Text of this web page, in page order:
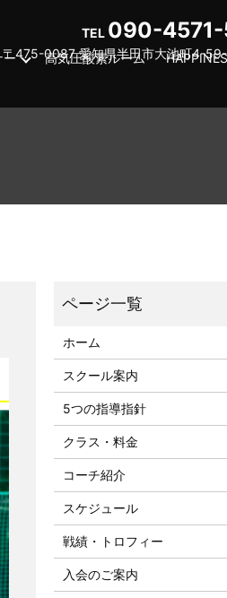
ー 高気圧酸素ルーム
TEL 090-
〒475-0087 愛知県半田市大池町4-
ホーム
スクール案内
5つの指導指針
クラス・料金
コーチ紹介
スケジュール
戦績・トロフィー
入会のご案内